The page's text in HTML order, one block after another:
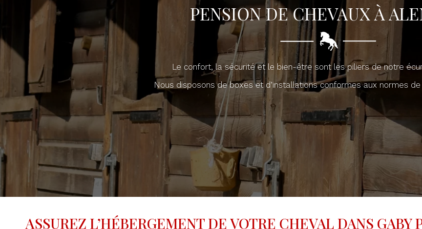
PENSION DE CHEVAUX À
Le confort, la sécurité et le bien-être sont les piliers de notre
Nous disposons de boxes et d’installations conformes aux normes
ASSUREZ L’HÉBERGEMENT DE VOTRE CHEVAL DANS